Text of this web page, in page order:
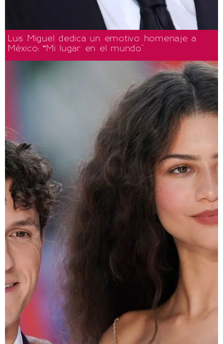
Luis Miguel dedica un emotivo homenaje a
México: “Mi lugar en el mundo"